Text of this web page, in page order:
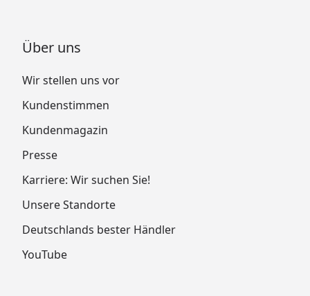
Über uns
Wir stellen uns vor
Kundenstimmen
Kundenmagazin
Presse
Karriere: Wir suchen Sie!
Unsere Standorte
Deutschlands bester Händler
YouTube